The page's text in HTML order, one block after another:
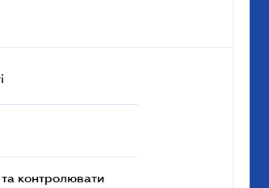
контролювати